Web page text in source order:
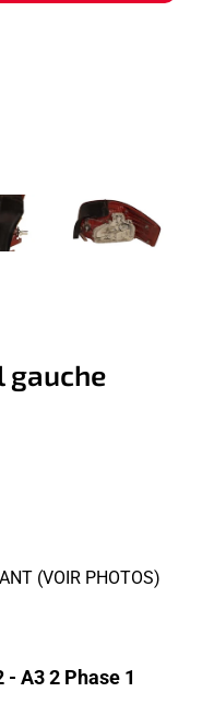
gauche
(VOIR PHOTOS)
A3 2 Phase 1